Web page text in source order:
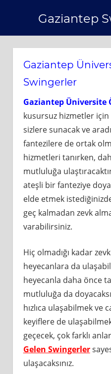
content
Gaziantep
Gaziantep
Swingerler
Gaziantep Üniversite
kusursuz hizmetler
sizlere sunacak ve
fantezilere de ortak
hizmetleri tanırken,
mutluluğa
ateşli bir fanteziye
elde etmek
geç kalmadan zevk
varabilirsiniz.
Hiç olmadığı kadar
heyecanlara da
heyecanla daha önce
mutluluğa da
hızlıca ulaşabilmek ve
keyiflere de
geçecek, çok farklı
Gelen Swingerler
ulaşacaksınız.